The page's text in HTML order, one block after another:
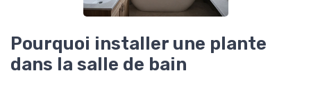
Pourquoi installer une plante
dans la salle de bain